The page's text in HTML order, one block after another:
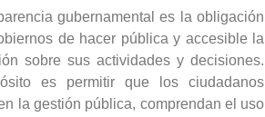
gubernamental es la obligación
de hacer pública y accesible la
sobre sus actividades y decisiones.
es permitir que los ciudadanos
la gestión pública, comprendan el uso